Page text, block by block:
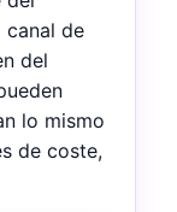
canal de
del
lo mismo
de coste,